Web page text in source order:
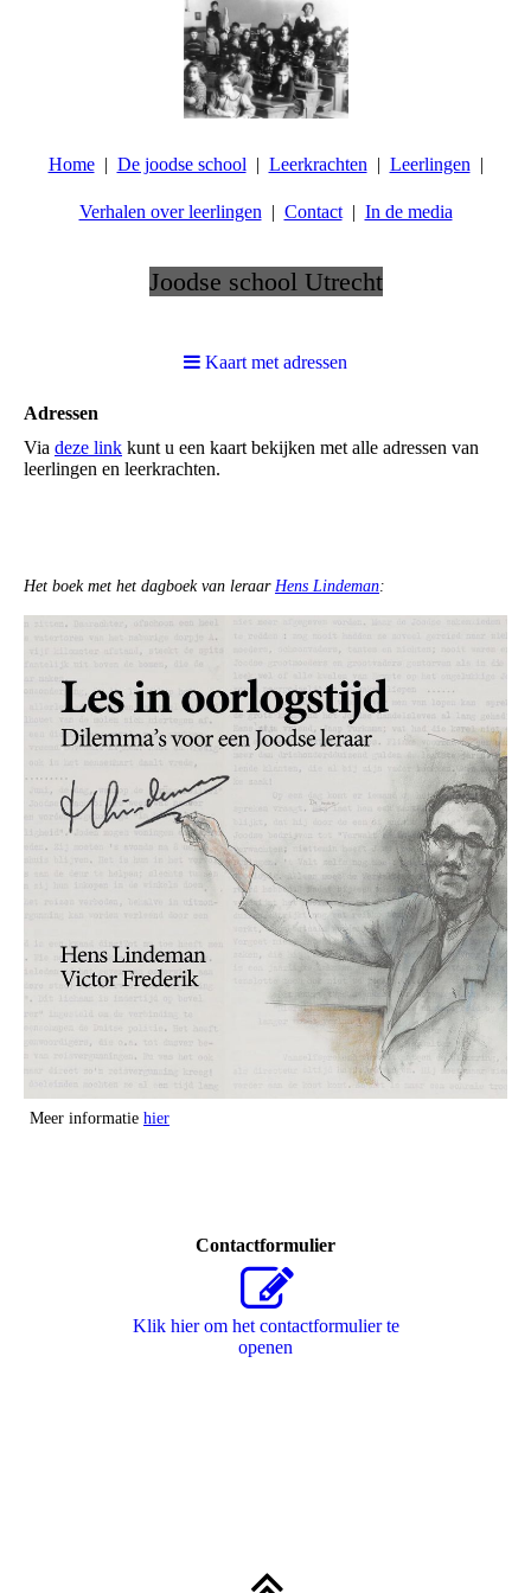
Home De joodse school Leerkrachten Leerlingen
Verhalen over leerlingen Contact In de media
Joodse school Utrecht
Kaart met adressen
Adressen
Via deze link kunt u een kaart bekijken met alle adressen van
leerlingen en leerkrachten.
Het boek met het dagboek van leraar Hens Lindeman:
Meer informatie hier
Contactformulier
Klik hier om het contactformulier te
openen